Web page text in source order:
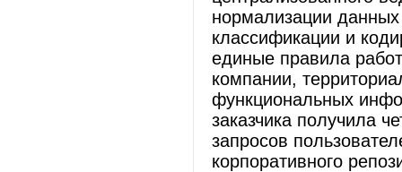
нормализации
классификации и
единые правила
компании,
функциональных
заказчика получила
запросов
корпоративного